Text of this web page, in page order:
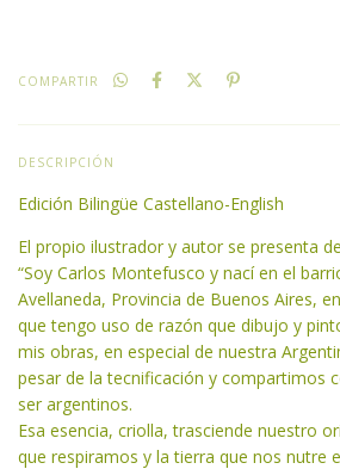
COMPARTIR
DESCRIPCIÓN
Edición Bilingüe Castellano-English
El propio ilustrador y autor se presenta
“Soy Carlos Montefusco y nací en el
Avellaneda, Provincia de Buenos Aires,
que tengo uso de razón que dibujo y
mis obras, en especial de nuestra
pesar de la tecnificación y compartimos
ser argentinos.
Esa esencia, criolla, trasciende nuestro
que respiramos y la tierra que nos nutre